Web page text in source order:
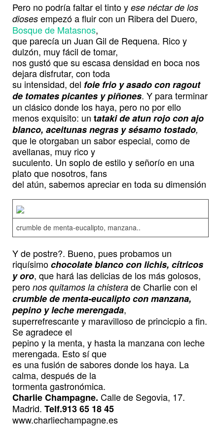
Pero no podría faltar el tinto y ese néctar de los
dioses empezó a fluir con un Ribera del Duero,
Bosque de Matasnos,
que parecía un Juan Gil de Requena. Rico y
dulzón, muy fácil de tomar,
nos gustó que su escasa densidad en boca nos
dejara disfrutar, con toda
su intensidad, del foie frio y asado con ragout
de tomates picantes y piñones. Y para terminar
un clásico donde los haya, pero no por ello
menos exquisito: un tataki de atun rojo con ajo
blanco, aceitunas negras y sésamo tostado,
que le otorgaban un sabor especial, como de
avellanas, muy rico y
suculento. Un soplo de estilo y señorío en una
plato que nosotros, fans
del atún, sabemos apreciar en toda su dimensión
crumble de menta-eucalipto, manzana..
Y de postre?. Bueno, pues probamos un
riquísimochocolate blanco con lichis, cítricos
y oro, que hará las delicias de los más golosos,
pero nos quitamos la chistera de Charlie con el
crumble de menta-eucalipto con manzana,
pepino y leche merengada,
superrefrescante y maravilloso de princicpio a fin.
Se agradece el
pepino y la menta, y hasta la manzana con leche
merengada. Esto sí que
es una fusión de sabores donde los haya. La
calma, después de la
tormenta gastronómica.
Charlie Champagne. Calle de Segovia, 17.
Madrid. Telf.913 65 18 45
www.charliechampagne.es